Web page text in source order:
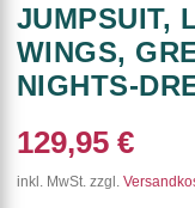
JUMPSUIT,
WINGS,
NIGHTS-
129,95 €
inkl. MwSt. zzgl.